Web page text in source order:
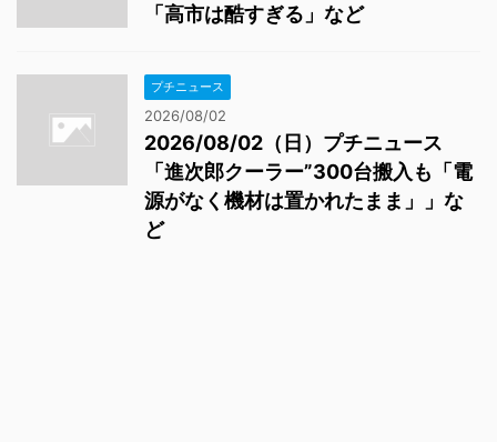
「高市は酷すぎる」など
プチニュース
2026/08/02
2026/08/02（日）プチニュース
「進次郎クーラー”300台搬入も「電
源がなく機材は置かれたまま」」な
ど